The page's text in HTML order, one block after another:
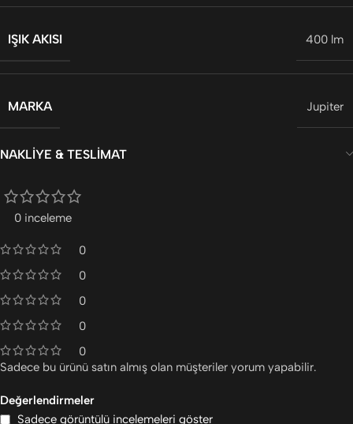
IŞIK AKISI 400 lm
MARKA Jupiter
NAKLIYE & TESLIMAT
0 inceleme
0
0
0
0
0
Değerlendirmeler
Sadece görüntülü incelemeleri göster
Sadece bu ürünü satın almış olan müşteriler yorum yapabilir.